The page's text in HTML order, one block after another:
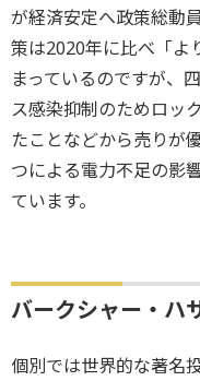
が経済安定へ政策総動
策は2020年に比べ「よ
まっているのですが、
ス感染抑制のためロッ
たことなどから売りが
つによる電力不足の影
ています。
バークシャー・ハ
個別では世界的な著名